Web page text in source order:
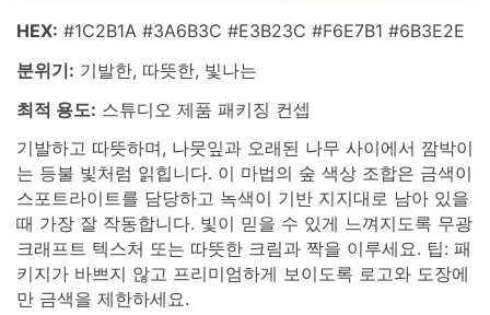
HEX: #1C2B1A #3A6B3C #E3B23C #F6E7B1 #6B3E2E
분위기: 기발한, 따뜻한, 빛나는
최적 용도: 스튜디오 제품 패키징 컨셉
기발하고 따뜻하며, 나뭇잎과 오래된 나무 사이에서 깜박이
는 등불 빛처럼 읽힙니다. 이 마법의 숲 색상 조합은 금색이
스포트라이트를 담당하고 녹색이 기반 지지대로 남아 있을
때 가장 잘 작동합니다. 빛이 믿을 수 있게 느껴지도록 무광
크래프트 텍스처 또는 따뜻한 크림과 짝을 이루세요. 팁: 패
키지가 바쁘지 않고 프리미엄하게 보이도록 로고와 도장에
만 금색을 제한하세요.